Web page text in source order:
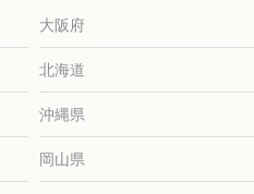
大阪府
北海道
沖縄県
岡山県